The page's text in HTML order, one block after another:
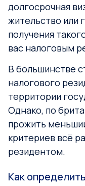
долгосрочная
жительство или
получения
вас налоговым
В большинстве
налогового
территории
Однако, по
прожить
критериев всё
резидентом.
Как